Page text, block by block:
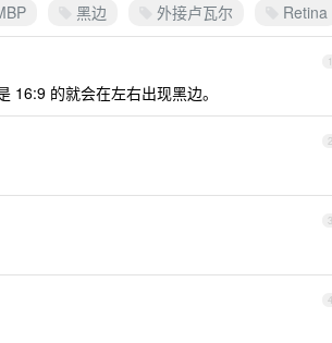
黑边 外接卢瓦尔 Retina
1
16:9 的就会在左右出现黑边。
2
3
4